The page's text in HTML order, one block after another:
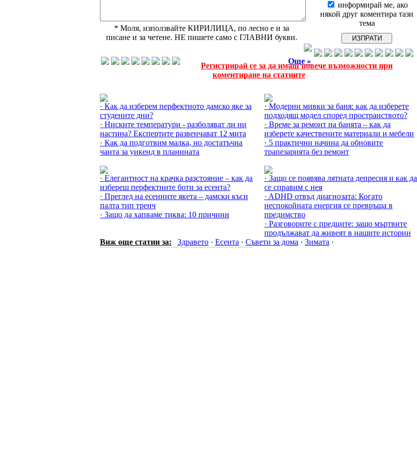
* Моля, използвайте КИРИЛИЦА, по лесно е и за
писане и за четене. НЕ пишете само с ГЛАВНИ букви.
информирай ме, ако
някой друг коментира тази
тема
Още »
Регистрирай се за да имаш повече възможности при
коментиране на статиите
· Как да изберем перфектното дамско яке за
студените дни?
· Ниските температури - разболяват ли ни
настина? Експертите развенчават 12 мита
· Как да подготвим малка, но достатъчна
чанта за уикенд в планината
· Модерни мивки за баня: как да изберете
подходящ модел според пространството?
· Време за ремонт на банята – как да
изберете качествените материали и мебели
· 5 практични начина да обновите
трапезарията без ремонт
· Елегантност на крачка разстояние – как да
избереш перфектните боти за есента?
· Преглед на есенните якета – дамски къси
палта тип тренч
· Защо да хапваме тиква: 10 причини
· Защо се появява лятната депресия и как да
се справим с нея
· ADHD отвъд диагнозата: Когато
неспокойната енергия се превръща в
предимство
· Разговорите с предците: защо мъртвите
продължават да живеят в нашите истории
Виж още статии за:
Здравето · Есента · Съвети за дома · Зимата ·